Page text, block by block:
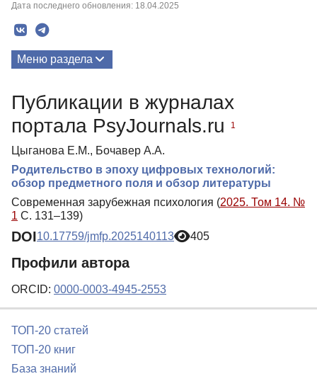
Дата последнего обновления: 18.04.2025
Меню раздела
Публикации в журналах
портала PsyJournals.ru
1
Цыганова Е.М., Бочавер А.А.
Родительство в эпоху цифровых технологий:
обзор предметного поля и обзор литературы
Современная зарубежная психология (2025. Том 14. №
1 С. 131–139)
DOI10.17759/jmfp.2025140113 405
Профили автора
ORCID: 0000-0003-4945-2553
ТОП-20 статей
ТОП-20 книг
База знаний